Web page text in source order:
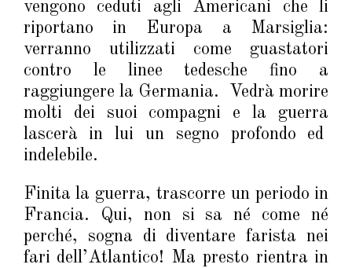
vengono ceduti agli Americani che li
riportano in Europa a Marsiglia:
verranno utilizzati come guastatori
contro le linee tedesche fino a
raggiungere la Germania. Vedrà morire
molti dei suoi compagni e la guerra
lascerà in lui un segno profondo ed
indelebile.
Finita la guerra, trascorre un periodo in
Francia. Qui, non si sa né come né
perché, sogna di diventare farista nei
fari dell’Atlantico! Ma presto rientra in